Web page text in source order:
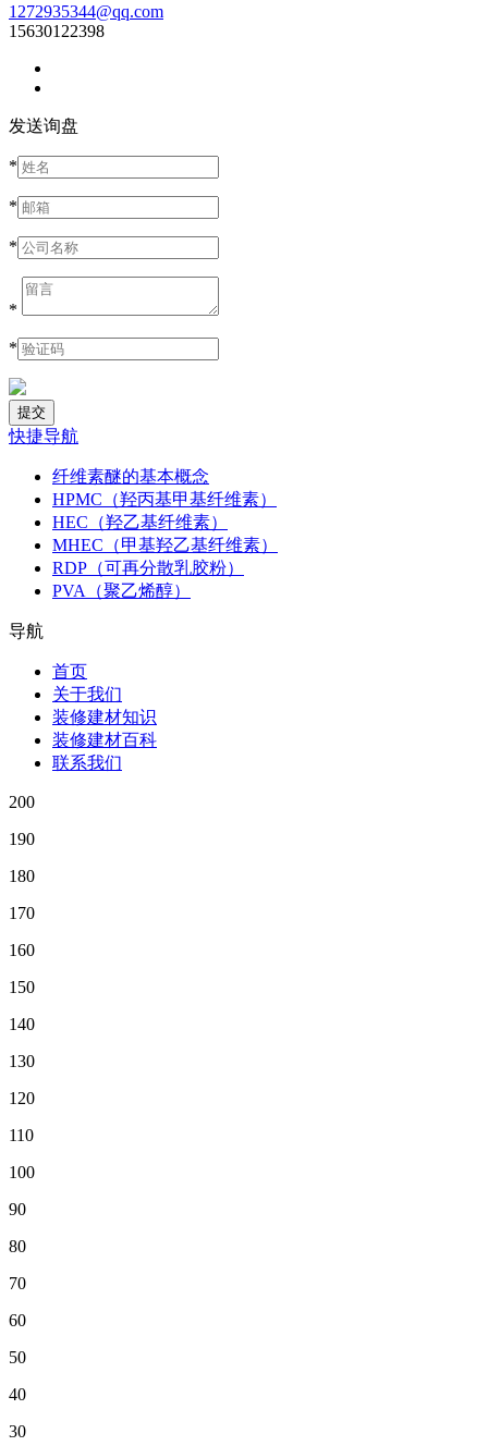
1272935344@qq.com
15630122398
发送询盘
*
*
*
*
*
快捷导航
纤维素醚的基本概念
HPMC（羟丙基甲基纤维素）
HEC（羟乙基纤维素）
MHEC（甲基羟乙基纤维素）
RDP（可再分散乳胶粉）
PVA（聚乙烯醇）
导航
首页
关于我们
装修建材知识
装修建材百科
联系我们
200
190
180
170
160
150
140
130
120
110
100
90
80
70
60
50
40
30